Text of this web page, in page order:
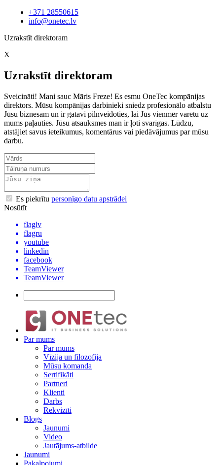
+371 28550615
info@onetec.lv
Uzrakstīt direktoram
X
Uzrakstīt direktoram
Sveicināti! Mani sauc Māris Freze! Es esmu OneTec kompānijas
direktors. Mūsu kompānijas darbinieki sniedz profesionālo atbalstu
Jūsu biznesam un ir gatavi pilnveidoties, lai Jūs vienmēr varētu uz
mums paļauties. Jūsu atsauksmes man ir ļoti svarīgas. Lūdzu,
atstājiet savus ieteikumus, komentārus vai piedāvājumus par mūsu
darbu.
Es piekrītu personīgo datu apstrādei
Nosūtīt
flaglv
flagru
youtube
linkedin
facebook
TeamViewer
TeamViewer
Par mums
Par mums
Vīzija un filozofija
Mūsu komanda
Sertifikāti
Partneri
Klienti
Darbs
Rekvizīti
Blogs
Jaunumi
Video
Jautājums-atbilde
Jaunumi
Pakalpojumi